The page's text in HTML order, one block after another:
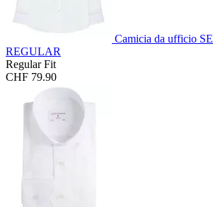
Camicia da ufficio
REGULAR
Regular Fit
CHF 79.90